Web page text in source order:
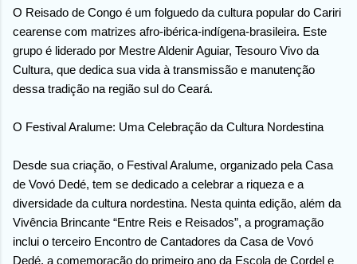
O Reisado de Congo é um folguedo da cultura popular do Cariri
cearense com matrizes afro-ibérica-indígena-brasileira. Este
grupo é liderado por Mestre Aldenir Aguiar, Tesouro Vivo da
Cultura, que dedica sua vida à transmissão e manutenção
dessa tradição na região sul do Ceará.
O Festival Aralume: Uma Celebração da Cultura Nordestina
Desde sua criação, o Festival Aralume, organizado pela Casa
de Vovó Dedé, tem se dedicado a celebrar a riqueza e a
diversidade da cultura nordestina. Nesta quinta edição, além da
Vivência Brincante “Entre Reis e Reisados”, a programação
inclui o terceiro Encontro de Cantadores da Casa de Vovó
Dedé, a comemoração do primeiro ano da Escola de Cordel e